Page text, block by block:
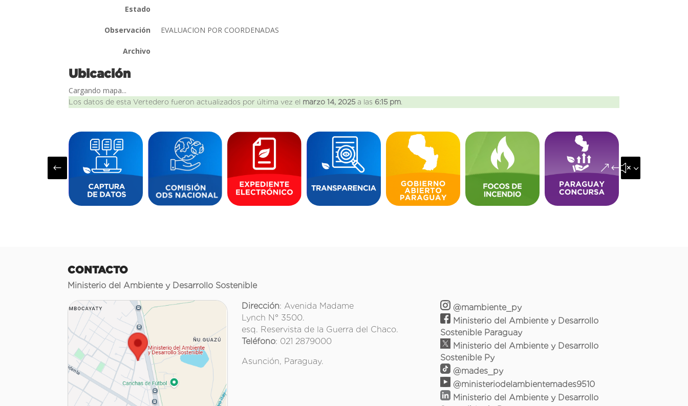
Estado
Observación EVALUACION POR COORDENADAS
Archivo
Ubicación
Cargando mapa...
Los datos de esta Vertedero fueron actualizados por última vez el marzo 14, 2025 a las 6:15 pm
# &#x35;
CONTACTO
Ministerio del Ambiente y Desarrollo Sostenible
Dirección: Avenida Madame
Lynch N° 3500.
esq. Reservista de la Guerra del Chaco.
Teléfono: 021 2879000
Asunción, Paraguay.
@mambiente_py
Ministerio del Ambiente y Desarrollo
Sostenible Paraguay
Ministerio del Ambiente y Desarrollo
Sostenible Py
@mades_py
@ministeriodelambientemades9510
Ministerio del Ambiente y Desarrollo